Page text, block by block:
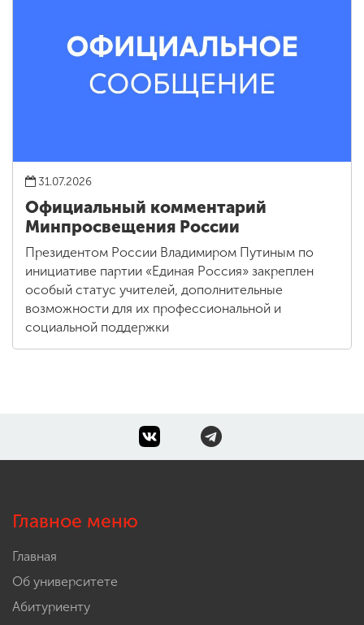
31.07.2026
Официальный комментарий
Минпросвещения России
Президентом России Владимиром Путиным по
инициативе партии «Единая Россия» закреплен
особый статус учителей, дополнительные
возможности для их профессиональной и
социальной поддержки
Главное меню
Главная
Об университете
Абитуриенту